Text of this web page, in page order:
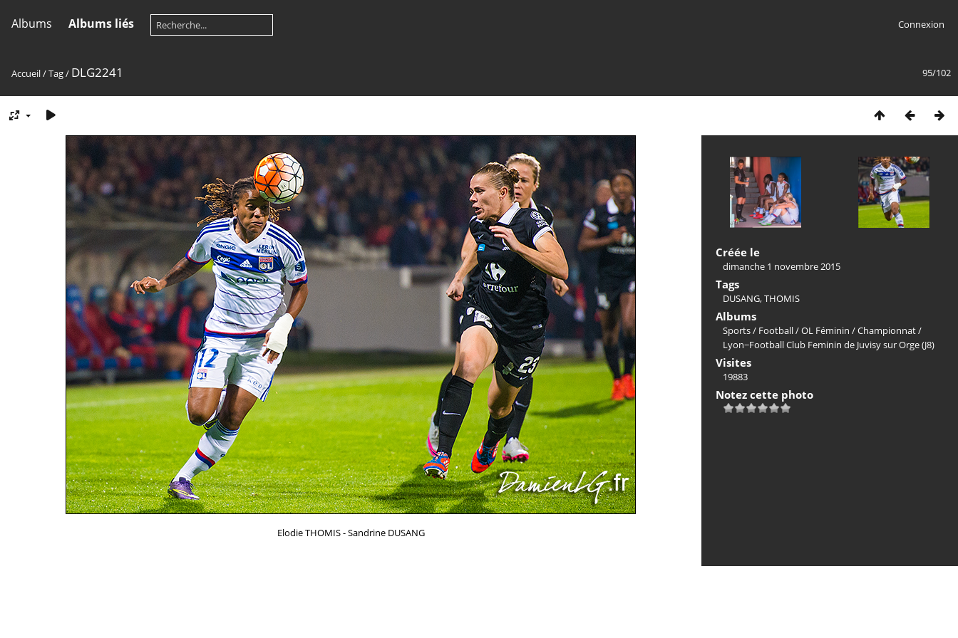
Albums Albums liés Connexion
95/102
Accueil/Tag/ DLG2241
Elodie THOMIS - Sandrine DUSANG
Créée le
dimanche 1 novembre 2015
Tags
DUSANG,THOMIS
Albums
Sports/ Football/OL Féminin /Championnat/
Lyon−Football Club Feminin de Juvisy sur Orge (J8)
Visites
19883
Notez cette photo